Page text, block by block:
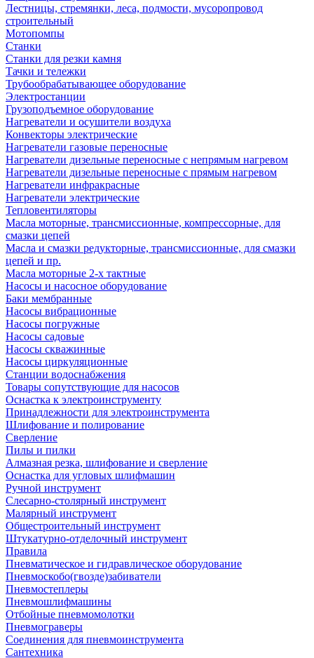
Лестницы, стремянки, леса, подмости, мусоропровод
строительный
Мотопомпы
Станки
Станки для резки камня
Тачки и тележки
Трубообрабатывающее оборудование
Электростанции
Грузоподъемное оборудование
Нагреватели и осушители воздуха
Конвекторы электрические
Нагреватели газовые переносные
Нагреватели дизельные переносные с непрямым нагревом
Нагреватели дизельные переносные с прямым нагревом
Нагреватели инфракрасные
Нагреватели электрические
Тепловентиляторы
Масла моторные, трансмиссионные, компрессорные, для
смазки цепей
Масла и смазки редукторные, трансмиссионные, для смазки
цепей и пр.
Масла моторные 2-х тактные
Насосы и насосное оборудование
Баки мембранные
Насосы вибрационные
Насосы погружные
Насосы садовые
Насосы скважинные
Насосы циркуляционные
Станции водоснабжения
Товары сопутствующие для насосов
Оснастка к электроинструменту
Принадлежности для электроинструмента
Шлифование и полирование
Сверление
Пилы и пилки
Алмазная резка, шлифование и сверление
Оснастка для угловых шлифмашин
Ручной инструмент
Слесарно-столярный инструмент
Малярный инструмент
Общестроительный инструмент
Штукатурно-отделочный инструмент
Правила
Пневматическое и гидравлическое оборудование
Пневмоскобо(гвозде)забиватели
Пневмостеплеры
Пневмошлифмашины
Отбойные пневмомолотки
Пневмограверы
Соединения для пневмоинструмента
Сантехника